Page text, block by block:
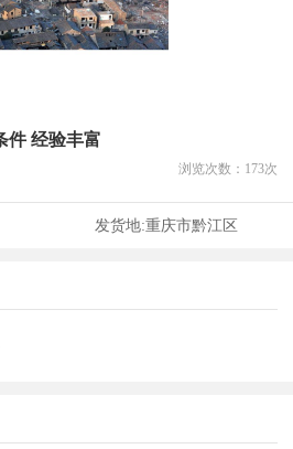
件 经验丰富
浏览次数： 173次
发货地:重庆市黔江区